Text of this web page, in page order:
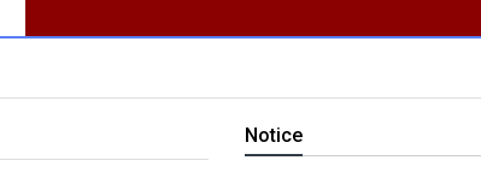
Notice